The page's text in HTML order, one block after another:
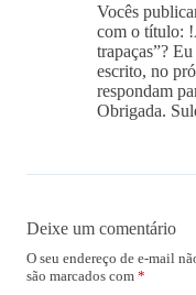
Vocês
com o título:
trapaças”?
escrito, no
respondam
Obrigada.
Deixe um comentário
O seu endereço de e-mail
são marcados com *